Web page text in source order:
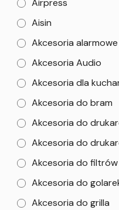
Airpress
Aisin
Akcesoria alarmowe
Akcesoria Audio
Akcesoria dla
Akcesoria do bram
Akcesoria do
Akcesoria do
Akcesoria do filtrów
Akcesoria do
Akcesoria do grilla